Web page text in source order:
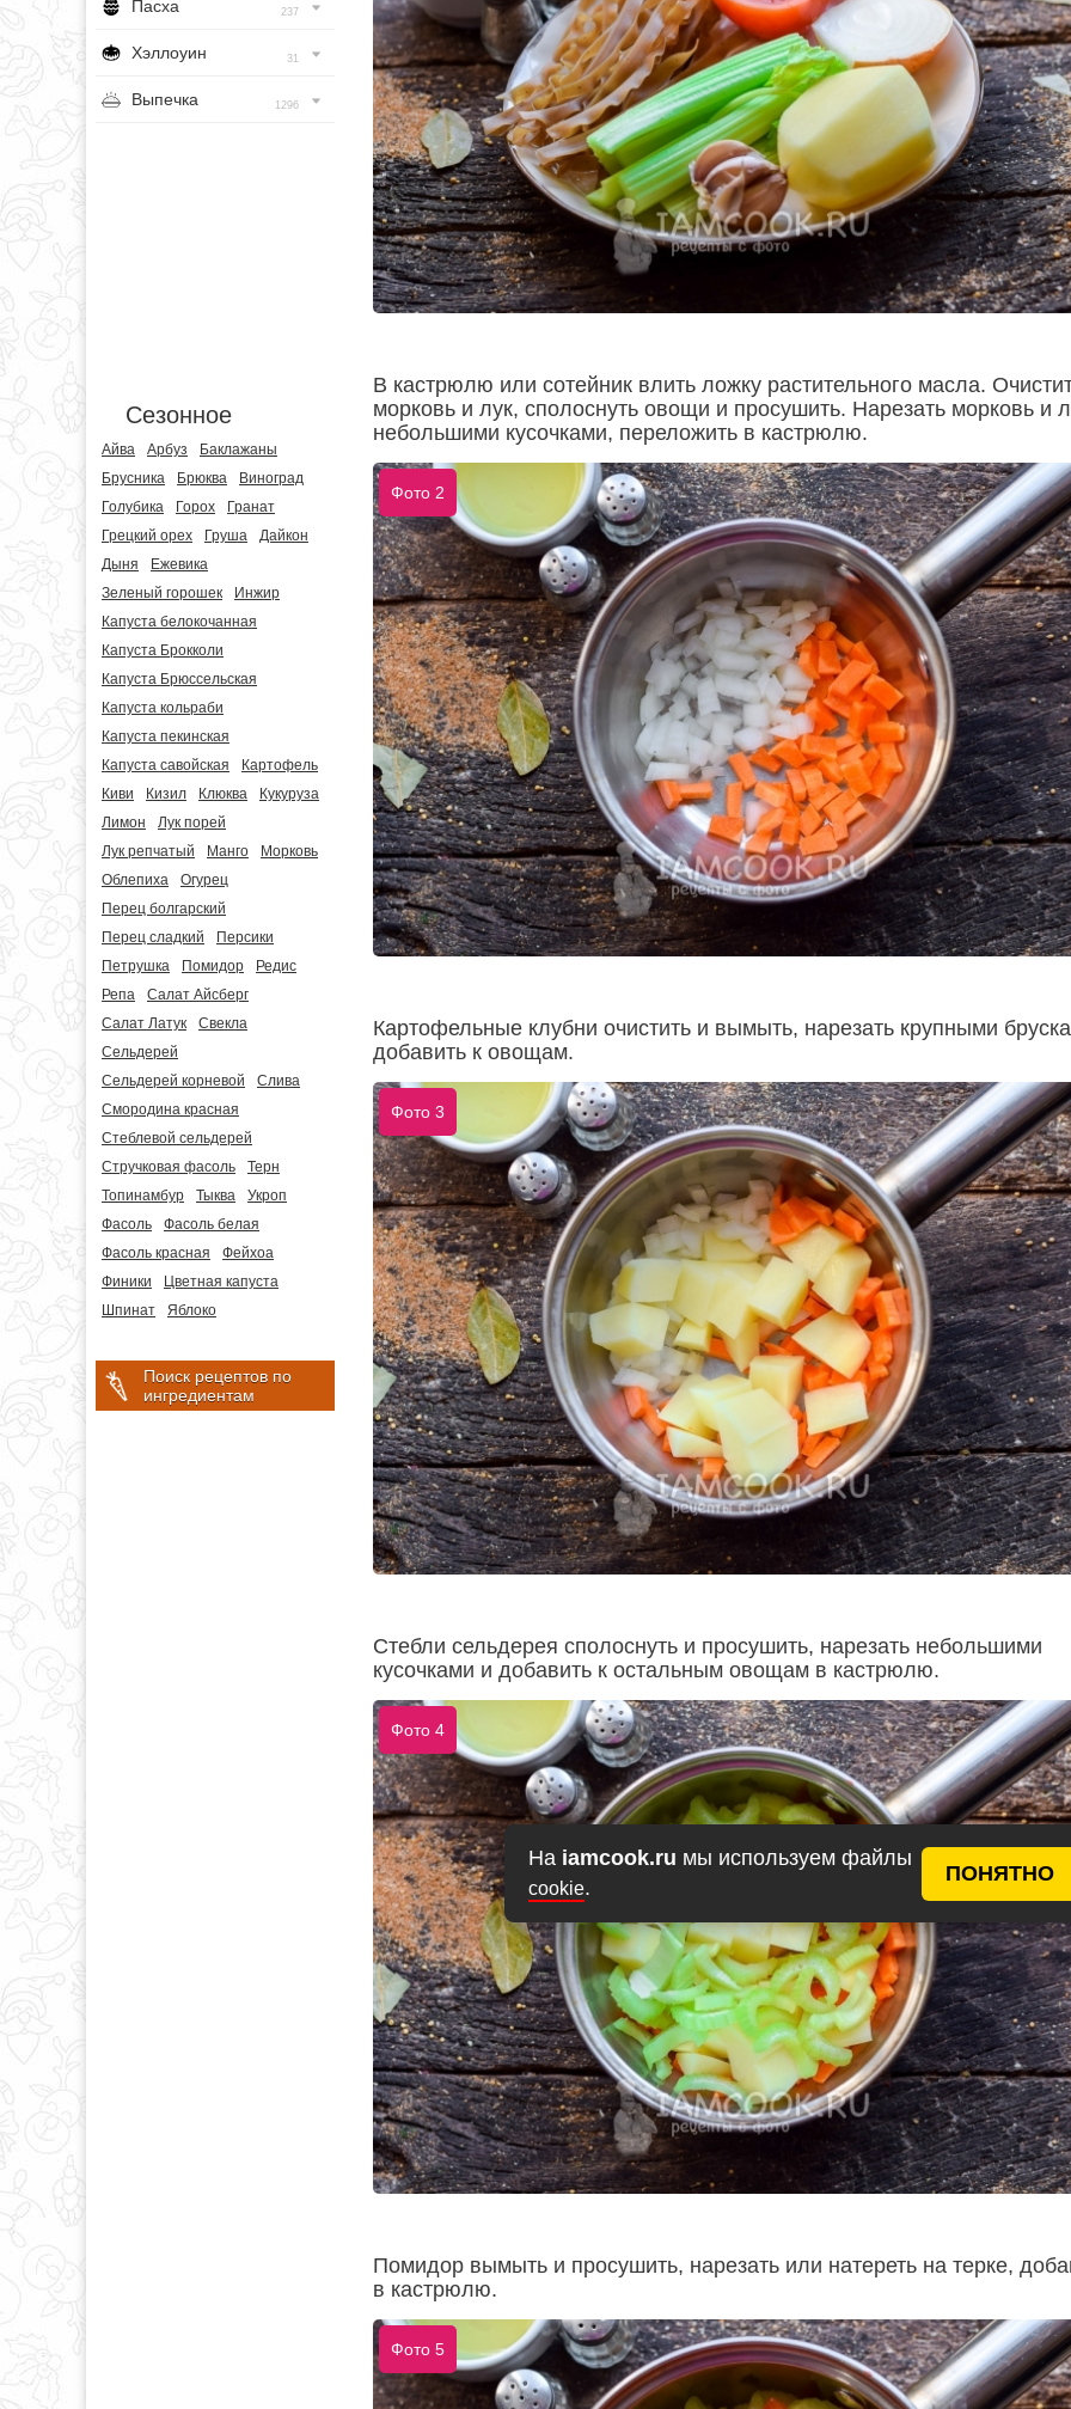
На iamcook.ru мы используем файлы
cookie.
ПОНЯТНО
Пасха 237
Хэллоуин 31
Выпечка 1296
Сезонное
Айва Арбуз
Баклажаны
Брусника
Брюква
Виноград
Голубика
Горох
Гранат
Грецкий орех
Груша
Дайкон
Дыня
Ежевика
Зеленый горошек
Инжир
Капуста белокочанная
Капуста Брокколи
Капуста Брюссельская
Капуста кольраби
Капуста пекинская
Капуста савойская
Картофель
Киви
Кизил Клюква
Кукуруза
Лимон
Лук порей
Лук репчатый
Манго
Морковь
Облепиха
Огурец
Перец болгарский
Перец сладкий
Персики
Петрушка
Помидор
Редис
Репа
Салат Айсберг
Салат Латук
Свекла
Сельдерей
Сельдерей корневой
Слива
Смородина красная
Стеблевой сельдерей
Стручковая фасоль
Терн
Топинамбур
Тыква
Укроп
Фасоль
Фасоль белая
Фасоль красная
Фейхоа
Финики
Цветная капуста
Шпинат
Яблоко
Поиск рецептов по
ингредиентам
В кастрюлю или сотейник влить ложку растительного масла.
морковь и лук, сполоснуть овощи и просушить. Нарезать морковь и
небольшими кусочками, переложить в кастрюлю.
Фото 2
Картофельные клубни очистить и вымыть, нарезать крупными
добавить к овощам.
Фото 3
Стебли сельдерея сполоснуть и просушить, нарезать небольшими
кусочками и добавить к остальным овощам в кастрюлю.
Фото 4
Помидор вымыть и просушить, нарезать или натереть на терке,
в кастрюлю.
Фото 5